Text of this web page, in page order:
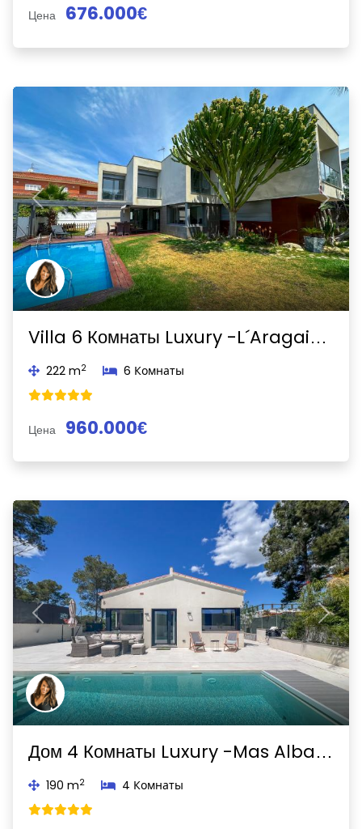
Цена 676.000€
Previous Next
Villa 6 Комнаты Luxury -L´Aragai-Vilanova i la Geltrú
222 m2 6 Комнаты
Цена 960.000€
Previous Next
Дом 4 Комнаты Luxury -Mas Alba-Sant Pere de Ribes
190 m2 4 Комнаты